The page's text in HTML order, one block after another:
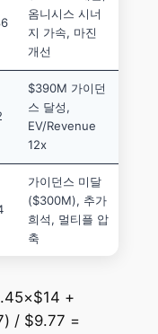
옴니시스 시너
지 가속, 마진
개선
$390M 가이던
스 달성,
EV/Revenue
12x
가이던스 미달
($300M), 추가
희석, 멀티플 압
축
+
/ $9.77 =